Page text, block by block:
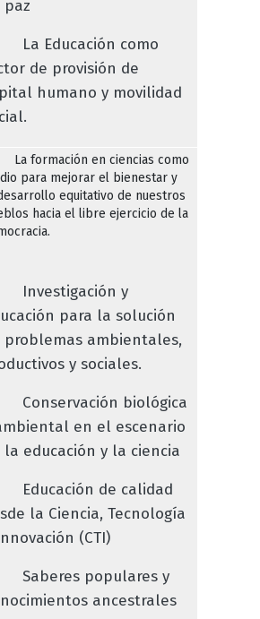
paz
Educación como
de provisión de
humano y movilidad
formación en ciencias como
para mejorar el bienestar y
equitativo de nuestros
hacia el libre ejercicio de la
y
para la solución
problemas ambientales,
y sociales.
biológica
en el escenario
la educación y la ciencia
de calidad
la Ciencia, Tecnología
(CTI)
populares y
ancestrales